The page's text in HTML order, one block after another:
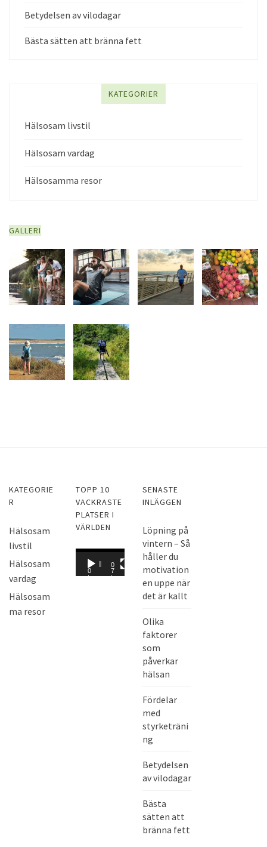
Betydelsen av vilodagar
Bästa sätten att bränna fett
KATEGORIER
Hälsosam livstil
Hälsosam vardag
Hälsosamma resor
GALLERI
KATEGORIE
R
Hälsosam
livstil
Hälsosam
vardag
Hälsosam
ma resor
TOPP 10
VACKRASTE
PLATSER I
VÄRLDEN
V
0
0
:
0
7
:
SENASTE
INLÄGGEN
Löpning på
vintern – Så
håller du
motivation
en uppe när
det är kallt
Olika
faktorer
som
påverkar
hälsan
Fördelar
med
styrketräni
ng
Betydelsen
av vilodagar
Bästa
sätten att
bränna fett